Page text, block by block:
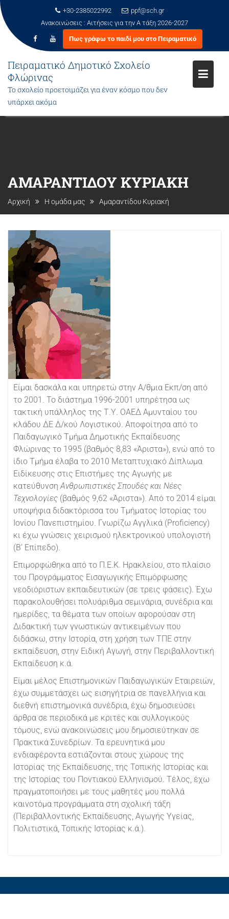
+30-2385022992
ppf@sch.gr
Ανακοινώσεις : Αιτήσεις για την Α τάξη 2026-2027
Πως γράφω το παιδί μου στο Πειραματικό
Πειραματικό Δημοτικό Σχολείο
Φλώρινας
Το σχολείο προετοιμάζει για έναν κόσμο που δεν
υπάρχει ακόμα
ΑΜΑΡΑΝΤΊΔΟΥ ΚΥΡΙΑΚΉ
Αρχική Η ομάδα μας Αμαραντίδου Κυριακή
Είμαι δασκάλα και υπηρετώ στην Α/θμια Εκπ/ση από
το 2001. Το διάστημα 1996-2001 υπηρέτησα ως
τακτική υπάλληλος της Τ.Υ. ΟΑΕΔ Αμυνταίου του
κλάδου ΔΕ Δ/κού Λογιστικού. Αποφοίτησα από το
Παιδαγωγικό Τμήμα Δημοτικής Εκπαίδευσης
Φλώρινας το 1995 (βαθμός 8,83 «Άριστα»), ενώ από το
ίδιο Τμήμα έλαβα το 2010 Μεταπτυχιακό Δίπλωμα
Ειδίκευσης στις Επιστήμες της Αγωγής με
κατεύθυνσηΑνθρωπιστικές Σπουδές και Νέες
Τεχνολογίες (βαθμός 9,62 «Άριστα»). Από το 2014 είμαι
υποψήφια διδακτόρισσα του Τμήματος Ιστορίας του
Ιονίου Πανεπιστημίου. Γνωρίζω Αγγλικά (Proficiency)
κι έχω γνώσεις χειρισμού ηλεκτρονικού υπολογιστή
(Β’ Επίπεδο).
Επιμορφώθηκα από το Π.Ε.Κ. Ηρακλείου, στο πλαίσιο
του Προγράμματος Εισαγωγικής Επιμόρφωσης
νεοδιόριστων εκπαιδευτικών (σε τρεις φάσεις). Έχω
παρακολουθήσει πολυάριθμα σεμινάρια, συνέδρια και
ημερίδες, τα θέματα των οποίων αφορούσαν στη
Διδακτική των γνωστικών αντικειμένων που
διδάσκω, στην Ιστορία, στη χρήση των ΤΠΕ στην
εκπαίδευση, στην Ειδική Αγωγή, στην Περιβαλλοντική
Εκπαίδευση κ.ά.
Είμαι μέλος Επιστημονικών Παιδαγωγικών Εταιρειών,
έχω συμμετάσχει ως εισηγήτρια σε πανελλήνια και
διεθνή επιστημονικά συνέδρια, έχω δημοσιεύσει
άρθρα σε περιοδικά με κριτές και συλλογικούς
τόμους, ενώ ανακοινώσεις μου δημοσιεύτηκαν σε
Πρακτικά Συνεδρίων. Τα ερευνητικά μου
ενδιαφέροντα εστιάζονται στους χώρους της
Ιστορίας της Εκπαίδευσης, της Τοπικής Ιστορίας και
της Ιστορίας του Ποντιακού Ελληνισμού. Τέλος, έχω
πραγματοποιήσει με τους μαθητές μου πολλά
καινοτόμα προγράμματα στη σχολική τάξη
(Περιβαλλοντικής Εκπαίδευσης, Αγωγής Υγείας,
Πολιτιστικά, Τοπικής Ιστορίας κ.ά.).